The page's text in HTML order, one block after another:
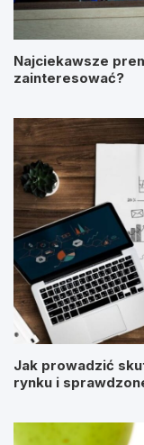
Najciekawsze
zainteresować?
Jak prowadzić
rynku i